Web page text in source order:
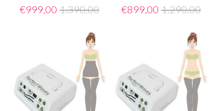
€999,00 1.390,00 €899,00 1.290,00